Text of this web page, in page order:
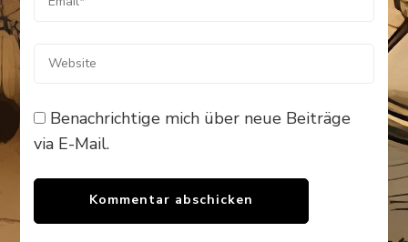
Benachrichtige mich über neue Beiträge
via E-Mail.